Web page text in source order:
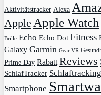
Aktivitätstracker Alexa
Apple Apple Watch
Brille Echo Echo Dot Fitness
Galaxy Garmin Gear VR
Prime Day Rabatt Reviews
SchlafTracker Schlaftracking
Smartphone